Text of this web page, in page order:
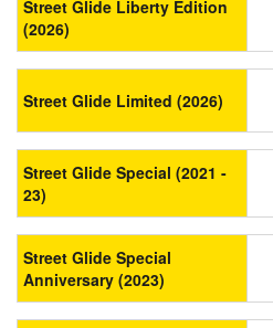
Street Glide Liberty Edition
(2026)
Street Glide Limited (2026)
Street Glide Special (2021 -
23)
Street Glide Special
Anniversary (2023)